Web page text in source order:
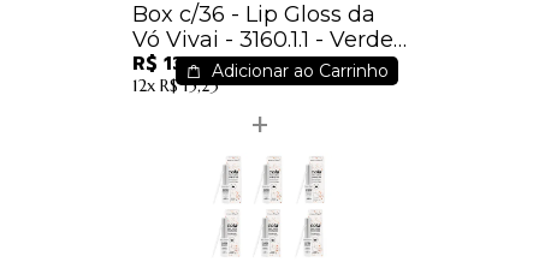
Box c/36 - Lip Gloss da
Vó Vivai - 3160.1.1 - Verde /
3,75
R$ 135,00
12x R$ 15,23
Adicionar ao Carrinho